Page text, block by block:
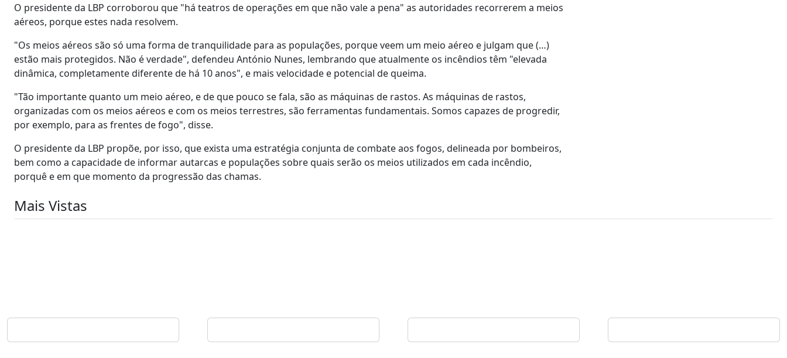
O presidente da LBP corroborou que "há teatros de operações em que não vale a pena" as autoridades recorrerem a meios
aéreos, porque estes nada resolvem.
"Os meios aéreos são só uma forma de tranquilidade para as populações, porque veem um meio aéreo e julgam que (…)
estão mais protegidos. Não é verdade", defendeu António Nunes, lembrando que atualmente os incêndios têm "elevada
dinâmica, completamente diferente de há 10 anos", e mais velocidade e potencial de queima.
"Tão importante quanto um meio aéreo, e de que pouco se fala, são as máquinas de rastos. As máquinas de rastos,
organizadas com os meios aéreos e com os meios terrestres, são ferramentas fundamentais. Somos capazes de progredir,
por exemplo, para as frentes de fogo", disse.
O presidente da LBP propõe, por isso, que exista uma estratégia conjunta de combate aos fogos, delineada por bombeiros,
bem como a capacidade de informar autarcas e populações sobre quais serão os meios utilizados em cada incêndio,
porquê e em que momento da progressão das chamas.
Mais Vistas